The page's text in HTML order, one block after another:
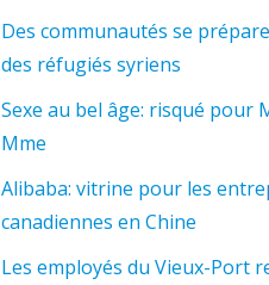
Des communautés se
des réfugiés syriens
Sexe au bel âge: risqué pour
Mme
Alibaba: vitrine pour les
canadiennes en Chine
Les employés du Vieux-Port